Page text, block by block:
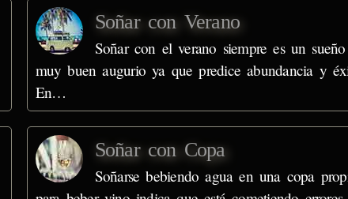
Soñar con Verano
Soñar con el verano siempre es un
muy buen augurio ya que predice abundancia y
En…
Soñar con Copa
Soñarse bebiendo agua en una copa